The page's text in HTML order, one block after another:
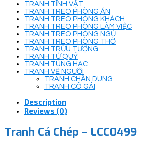
TRANH TĨNH VẬT
TRANH TREO PHÒNG ĂN
TRANH TREO PHÒNG KHÁCH
TRANH TREO PHÒNG LÀM VIỆC
TRANH TREO PHÒNG NGỦ
TRANH TREO PHÒNG THỜ
TRANH TRỪU TƯỢNG
TRANH TỨ QUÝ
TRANH TÙNG HẠC
TRANH VẼ NGƯỜI
TRANH CHÂN DUNG
TRANH CÔ GÁI
Description
Reviews (0)
Tranh Cá Chép – LCC0499